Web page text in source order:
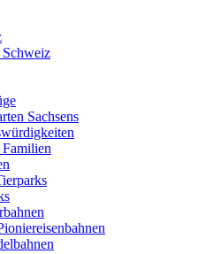
Schweiz
Sachsens